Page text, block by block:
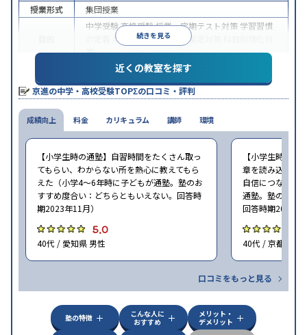
続きを見る
授業形式
集団授業
中学受験高校受験授業・定期テスト対策 学習習慣
学校別特化対策 各種検定対策
策
授業の振替可能学習にPC・タブレットを利用
目から受講可能
※2023年10月調査。小学校高学年の集団塾アンケート調査方法を参照
近くの教室を探す
京進の中学・高校受験TOPΣの口コミ・評判
成績向上
【小学生時の通塾】自習時間をたくさん取っ
てもらい、わからない所を熱心に教えてもら
えた（小学4〜6年時に子どもが通塾。塾のお
すすめ度合い：どちらともいえない。回答時
期2023年11月）
5.0
40代 / 愛知県 男性
【小学生時の通
章を読み込む能
自信につながっ
通塾。塾のおす
回答時期2023年
40代 / 京都府 女
口コミをもっと見る
料金 カリキュラム 講師 環境
塾の特徴
こんな人に
おすすめ
メリット・
デメリット